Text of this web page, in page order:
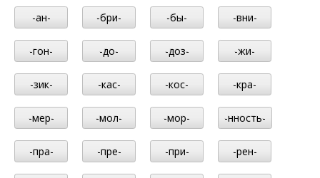
-ан-
-бри- -бы- -вни-
-гон- -до- -доз- -жи-
-зик- -кас- -кос- -кра-
-мер- -мол- -мор- -нность-
-пра- -пре- -при- -рен-